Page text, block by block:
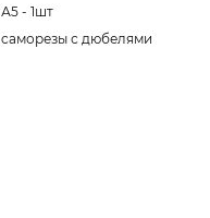
А5 - 1шт
cаморезы с дюбелями